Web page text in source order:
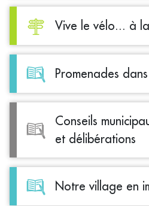
Vive le vélo... à
Promenades
Conseils
et délibérations
Notre village en